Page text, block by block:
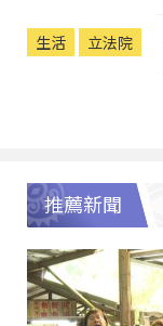
生活 立法院
推薦新聞